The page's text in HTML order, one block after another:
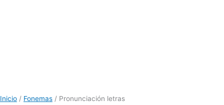
Inicio / Fonemas / Pronunciación letras